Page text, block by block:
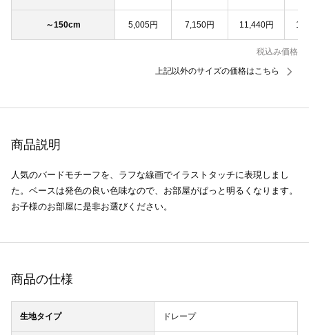
～150cm 5,005円 7,150円 11,440円
税込み価格
上記以外のサイズの価格はこちら
商品説明
人気のバードモチーフを、ラフな線画でイラストタッチに表現しまし
た。ベースは発色の良い色味なので、お部屋がぱっと明るくなります。
お子様のお部屋に是非お選びください。
商品の仕様
生地タイプ ドレープ